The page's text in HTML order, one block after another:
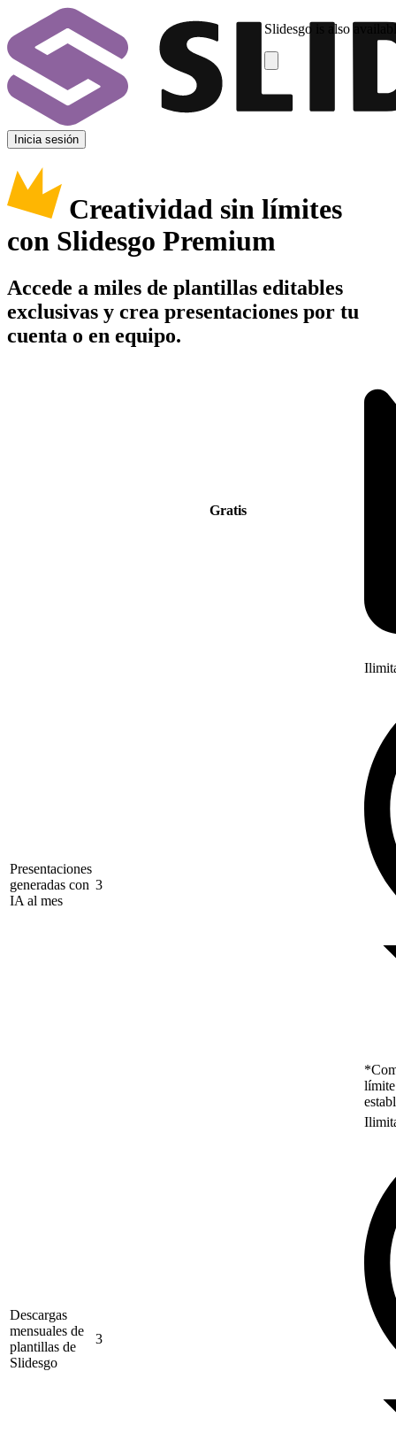
Slidesgo is also
Inicia sesión
Creatividad sin límites
con Slidesgo Premium
Accede a miles de plantillas editables
exclusivas y crea presentaciones por tu
cuenta o en equipo.
Gratis
Presentaciones
generadas con
IA al mes
3
Descargas
mensuales de
plantillas de
Slidesgo
3